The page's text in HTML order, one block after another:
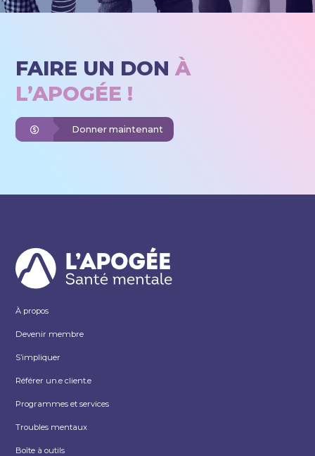
FAIRE UN DONÀ
L’APOGÉE !
Donner maintenant
À propos
Devenir membre
S’impliquer
Référer un.e client.e
Programmes et services
Troubles mentaux
Boîte à outils